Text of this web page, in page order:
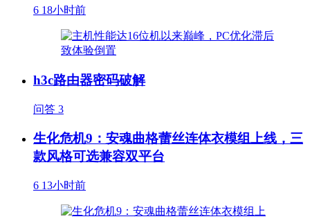
6 18小时前
h3c路由器密码破解
问答 3
生化危机9：安魂曲格蕾丝连体衣模组上线，三
款风格可选兼容双平台
6 13小时前